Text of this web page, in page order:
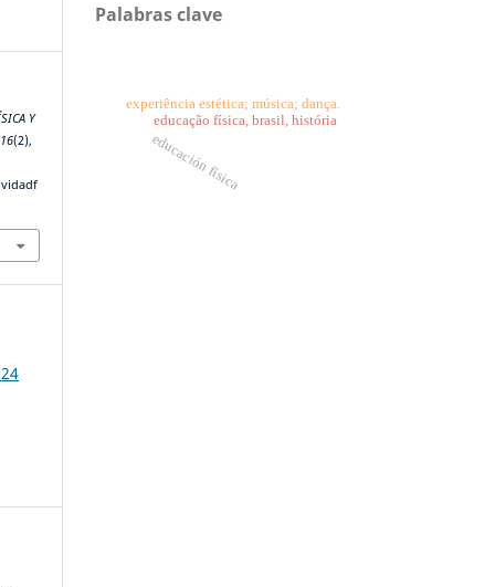
Y
16(2),
Palabras clave
educación física
educação física, brasil, história
experiência estética; música; dança.